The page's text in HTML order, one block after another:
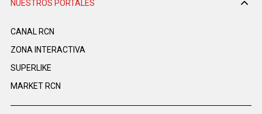
NUESTROS PORTALES
CANAL RCN
ZONA INTERACTIVA
SUPERLIKE
MARKET RCN